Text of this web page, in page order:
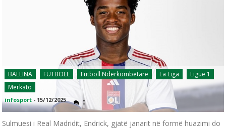
BALLINA FUTBOLL Futboll Ndërkombëtarë La Liga
Ligue 1
Merkato
infosport - 15/12/2025 0
Sulmuesi i Real Madridit, Endrick, gjatë janarit në formë huazimi do